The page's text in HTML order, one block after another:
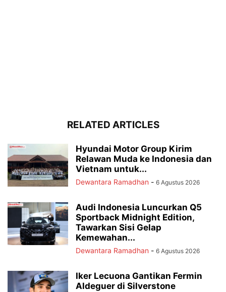
RELATED ARTICLES
Hyundai Motor Group Kirim
Relawan Muda ke Indonesia dan
Vietnam untuk...
Dewantara Ramadhan - 6 Agustus 2026
Audi Indonesia Luncurkan Q5
Sportback Midnight Edition,
Tawarkan Sisi Gelap
Kemewahan...
Dewantara Ramadhan - 6 Agustus 2026
Iker Lecuona Gantikan Fermin
Aldeguer di Silverstone